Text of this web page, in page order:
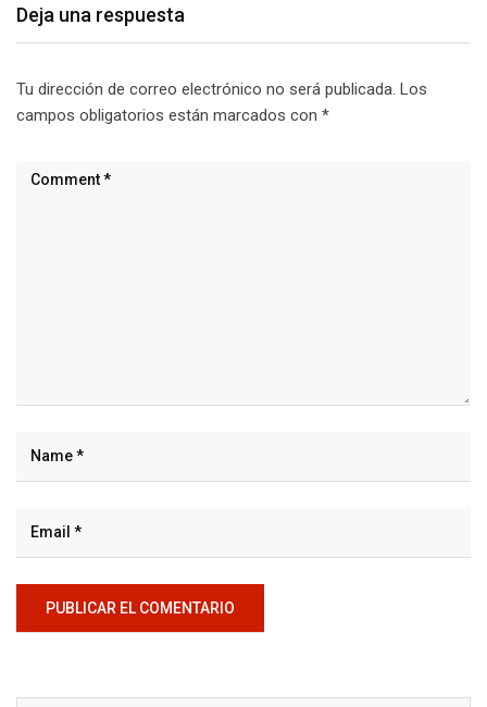
Deja una respuesta
Tu dirección de correo electrónico no será publicada. Los
campos obligatorios están marcados con *